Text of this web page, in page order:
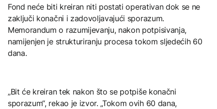
Fond neće biti kreiran niti postati operativan dok se ne
zaključi konačni i zadovoljavajući sporazum.
Memorandum o razumijevanju, nakon potpisivanja,
namijenjen je strukturiranju procesa tokom sljedećih 60
dana.
„Bit će kreiran tek nakon što se potpiše konačni
sporazum“, rekao je izvor. „Tokom ovih 60 dana,